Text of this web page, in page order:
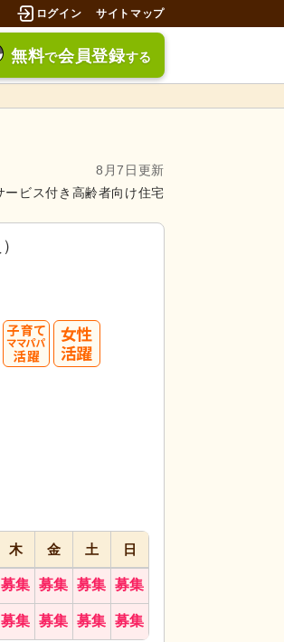
ログイン サイトマップ
無料で会員登録する
8月7日更新
ービス付き高齢者向け住宅
う落ち着いたデザインで
かく迎え入れます。
木 金 土 日
募集 募集 募集 募集
募集 募集 募集 募集